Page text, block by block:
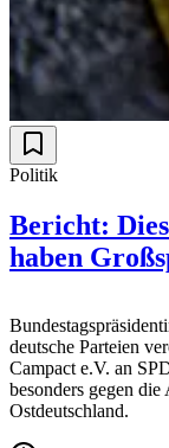
Politik
Bericht:
haben
deutsche Parteien
Campact e.V. an
besonders gegen
Ostdeutschland.